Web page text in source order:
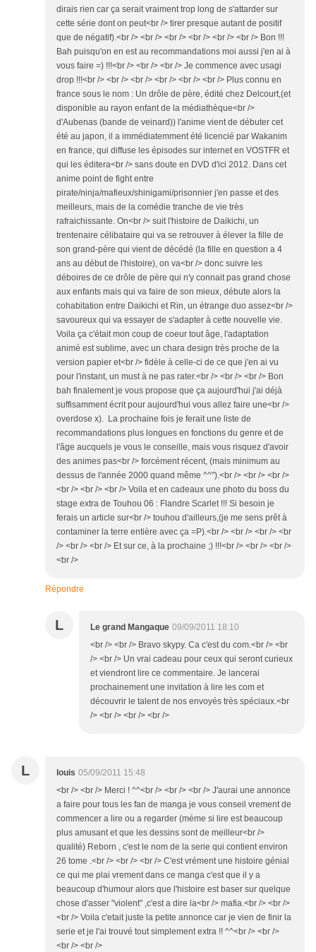
dirais rien car ça serait vraiment trop long de s'attarder sur
cette série dont on peut<br /> tirer presque autant de positif
que de négatif).<br /> <br /> <br /> <br /> <br /> <br /> Bon !!!
Bah puisqu'on en est au recommandations moi aussi j'en ai à
vous faire =) !!!<br /> <br /> <br /> Je commence avec usagi
drop !!!<br /> <br /> <br /> <br /> <br /> <br /> Plus connu en
france sous le nom : Un drôle de père, édité chez Delcourt,(et
disponible au rayon enfant de la médiathèque<br />
d'Aubenas (bande de veinard)) l'anime vient de débuter cet
été au japon, il a immédiatemment été licencié par Wakanim
en france, qui diffuse les épisodes sur internet en VOSTFR et
qui les éditera<br /> sans doute en DVD d'ici 2012. Dans cet
anime point de fight entre
pirate/ninja/mafieux/shinigami/prisonnier j'en passe et des
meilleurs, mais de la comédie tranche de vie très
rafraichissante. On<br /> suit l'histoire de Daikichi, un
trentenaire célibataire qui va se retrouver à élever la fille de
son grand-père qui vient de décédé (la fille en question a 4
ans au début de l'histoire), on va<br /> donc suivre les
déboires de ce drôle de père qui n'y connait pas grand chose
aux enfants mais qui va faire de son mieux, débute alors la
cohabitation entre Daikichi et Rin, un étrange duo assez<br />
savoureux qui va essayer de s'adapter à cette nouvelle vie.
Voila ça c'était mon coup de coeur tout âge, l'adaptation
animé est sublime, avec un chara design très proche de la
version papier et<br /> fidèle à celle-ci de ce que j'en ai vu
pour l'instant, un must à ne pas rater.<br /> <br /> <br /> Bon
bah finalement je vous propose que ça aujourd'hui j'ai déjà
suffisamment écrit pour aujourd'hui vous allez faire une<br />
overdose x). La prochaine fois je ferait une liste de
recommandations plus longues en fonctions du genre et de
l'âge aucquels je vous le conseille, mais vous risquez d'avoir
des animes pas<br /> forcément récent, (mais minimum au
dessus de l'année 2000 quand même ^^").<br /> <br /> <br />
<br /> <br /> <br /> Voila et en cadeaux une photo du boss du
stage extra de Touhou 06 : Flandre Scarlet !!! Si besoin je
ferais un article sur<br /> touhou d'ailleurs,(je me sens prêt à
contaminer la terre entière avec ça =P).<br /> <br /> <br /> <br
/> <br /> <br /> Et sur ce, à la prochaine ;) !!!<br /> <br /> <br />
<br />
Répondre
L Le grand Mangaque 09/09/2011 18:10
<br /> <br /> Bravo skypy. Ca c'est du com.<br /> <br
/> <br /> Un vrai cadeau pour ceux qui seront curieux
et viendront lire ce commentaire. Je lancerai
prochainement une invitation à lire les com et
découvrir le talent de nos envoyés très spéciaux.<br
/> <br /> <br /> <br />
L louis 05/09/2011 15:48
<br /> <br /> Merci ! ^^<br /> <br /> <br /> J'aurai une annonce
a faire pour tous les fan de manga je vous conseil vrement de
commencer a lire ou a regarder (méme si lire est beaucoup
plus amusant et que les dessins sont de meilleur<br />
qualité) Reborn , c'est le nom de la serie qui contient environ
26 tome .<br /> <br /> <br /> C'est vrément une histoire génial
ce qui me plai vrement dans ce manga c'est que il y a
beaucoup d'humour alors que l'histoire est baser sur quelque
chose d'asser "violent" ,c'est a dire la<br /> mafia.<br /> <br />
<br /> Voila c'etait juste la petite annonce car je vien de finir la
serie et je l'ai trouvé tout simplement extra !! ^^<br /> <br />
<br /> <br />